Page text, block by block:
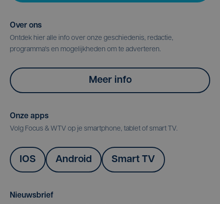
Over ons
Ontdek hier alle info over onze geschiedenis, redactie,
programma's en mogelijkheden om te adverteren.
Meer info
Onze apps
Volg Focus & WTV op je smartphone, tablet of smart TV.
IOS Android Smart TV
Nieuwsbrief